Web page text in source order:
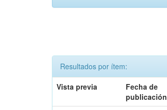
Resultados por ítem:
Vista previa
Fecha de
publicación